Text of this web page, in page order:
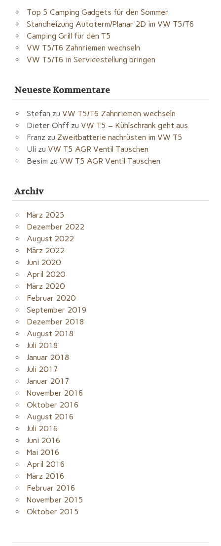
Top 5 Camping Gadgets für den Sommer
Standheizung Autoterm/Planar 2D im VW T5/T6
Camping Grill für den T5
VW T5/T6 Zahnriemen wechseln
VW T5/T6 in Servicestellung bringen
Neueste Kommentare
Stefan zu VW T5/T6 Zahnriemen wechseln
Dieter Ohff zu VW T5 – Kühlschrank geht aus
Franz zu Zweitbatterie nachrüsten im VW T5
Uli zu VW T5 AGR Ventil Tauschen
Besim zu VW T5 AGR Ventil Tauschen
Archiv
März 2025
Dezember 2022
August 2022
März 2022
Juni 2020
April 2020
März 2020
Februar 2020
September 2019
Dezember 2018
August 2018
Juli 2018
Januar 2018
Juli 2017
Januar 2017
November 2016
Oktober 2016
August 2016
Juli 2016
Juni 2016
Mai 2016
April 2016
März 2016
Februar 2016
November 2015
Oktober 2015